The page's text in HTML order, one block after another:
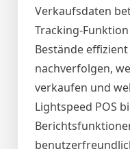
Verkaufsdaten
Tracking-
Bestände
nachverfolgen,
verkaufen und
Lightspeed POS